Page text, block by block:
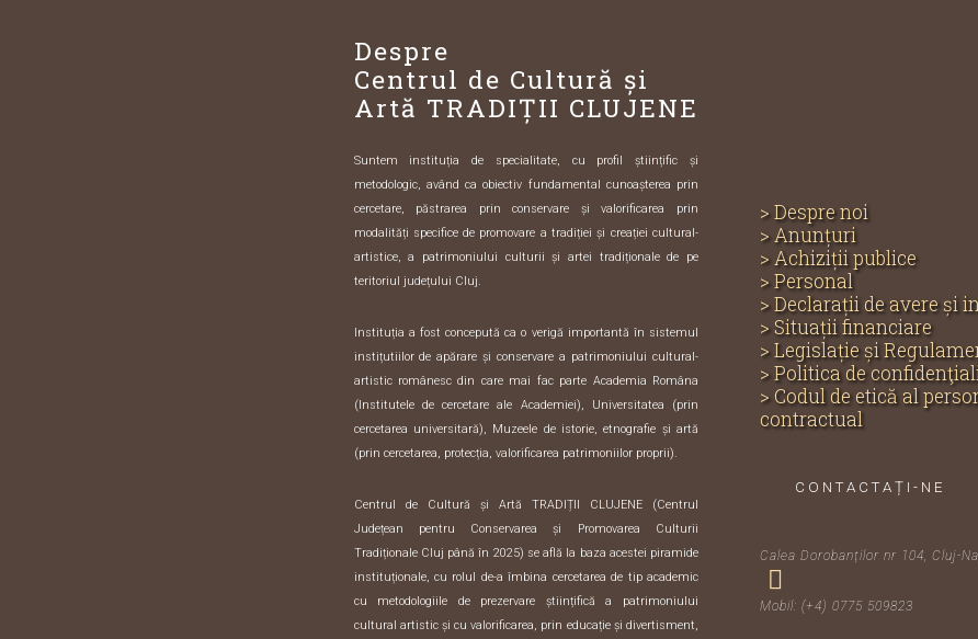
Despre
Centrul de Cultură și
Artă TRADIȚII CLUJENE
Suntem instituția de specialitate, cu profil științific și
metodologic, având ca obiectiv fundamental cunoașterea prin
cercetare, păstrarea prin conservare și valorificarea prin
modalități specifice de promovare a tradiției și creației cultural-
artistice, a patrimoniului culturii și artei tradiționale de pe
teritoriul județului Cluj.
Instituția a fost concepută ca o verigă importantă în sistemul
instițutiilor de apărare și conservare a patrimoniului cultural-
artistic românesc din care mai fac parte Academia Româna
(Institutele de cercetare ale Academiei), Universitatea (prin
cercetarea universitară), Muzeele de istorie, etnografie și artă
(prin cercetarea, protecția, valorificarea patrimoniilor proprii).
Centrul de Cultură și Artă TRADIȚII CLUJENE (Centrul
Județean pentru Conservarea și Promovarea Culturii
Tradiționale Cluj până în 2025) se află la baza acestei piramide
instituționale, cu rolul de-a îmbina cercetarea de tip academic
cu metodologiile de prezervare științifică a patrimoniului
cultural artistic și cu valorificarea, prin educație și divertisment,
> Despre noi
> Anunțuri
> Achiziții publice
> Personal
> Declarații de avere și
> Situații financiare
> Legislație și
> Politica de
> Codul de etică al
contractual
CONTACTAȚI-NE
Calea Dorobanților nr 104, Cluj-
Mobil: (+4) 0775 509823